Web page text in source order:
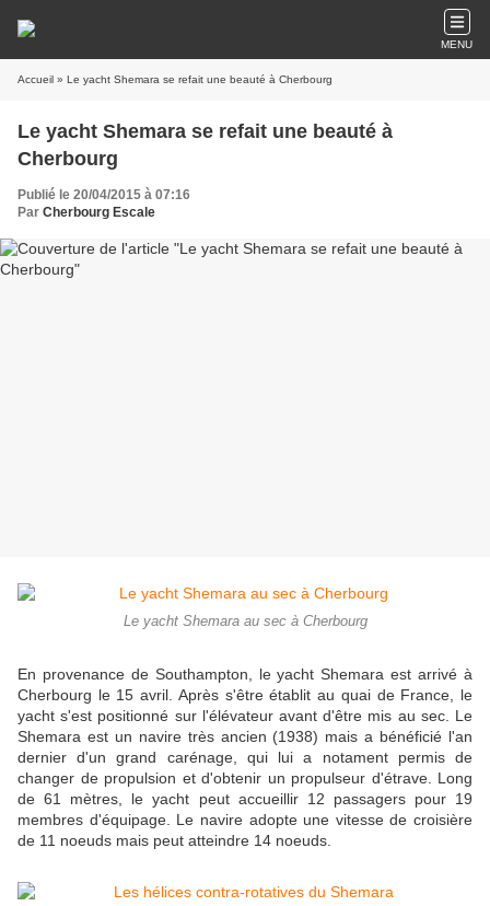
MENU
Accueil » Le yacht Shemara se refait une beauté à Cherbourg
Le yacht Shemara se refait une beauté à
Cherbourg
Publié le 20/04/2015 à 07:16
Par Cherbourg Escale
Le yacht Shemara au sec à Cherbourg
En provenance de Southampton, le yacht Shemara est arrivé à
Cherbourg le 15 avril. Après s'être établit au quai de France, le
yacht s'est positionné sur l'élévateur avant d'être mis au sec. Le
Shemara est un navire très ancien (1938) mais a bénéficié l'an
dernier d'un grand carénage, qui lui a notament permis de
changer de propulsion et d'obtenir un propulseur d'étrave. Long
de 61 mètres, le yacht peut accueillir 12 passagers pour 19
membres d'équipage. Le navire adopte une vitesse de croisière
de 11 noeuds mais peut atteindre 14 noeuds.